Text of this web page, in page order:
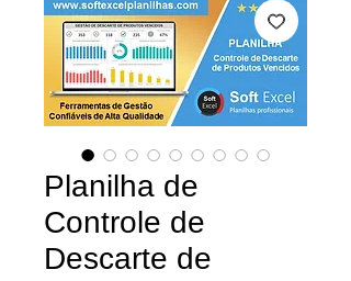
Planilha de
Controle de
Descarte de